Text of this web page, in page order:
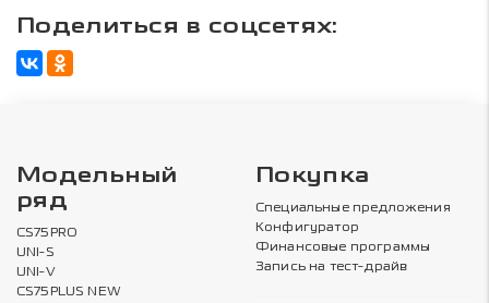
Поделиться в соцсетях:
Модельный
ряд
CS75PRO
UNI-S
UNI-V
CS75PLUS NEW
Покупка
Специальные предложения
Конфигуратор
Финансовые программы
Запись на тест-драйв